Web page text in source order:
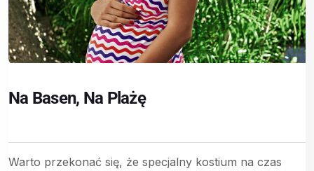
Na Basen, Na Plażę
Warto przekonać się, że specjalny kostium na czas